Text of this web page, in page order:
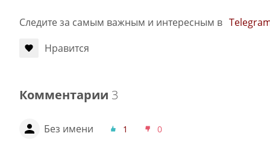
Следите за самым важным и интересным в
Нравится
Комментарии 3
Без имени 1 0